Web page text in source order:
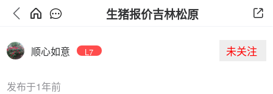
生猪报价吉林松原
顺心如意 L7 未关注
发布于1年前